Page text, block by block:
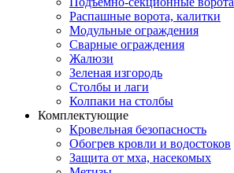
Распашные ворота, калитки
Модульные ограждения
Сварные ограждения
Жалюзи
Зеленая изгородь
Столбы и лаги
Колпаки на столбы
Комплектующие
Кровельная безопасность
Обогрев кровли и водостоков
Защита от мха, насекомых